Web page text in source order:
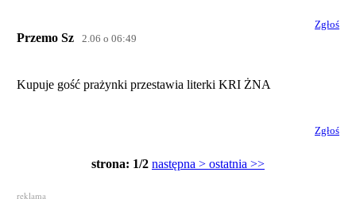
Zgłoś
Przemo Sz 2.06 o 06:49
Kupuje gość prażynki przestawia literki KRI ŻNA
Zgłoś
strona: 1/2 następna > ostatnia >>
reklama